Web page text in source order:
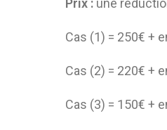
Prix : une
Cas (1) = 250€ +
Cas (2) = 220€ +
Cas (3) = 150€ +